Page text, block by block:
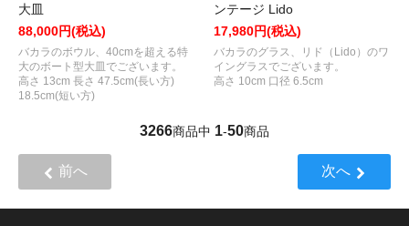
大皿
88,000円(税込)
バカラのボウル、40cmを超える特
大のボート型大皿でございます。
高さ 13cm 長さ 47.5cm(長い方)
18.5cm(短い方)
ンテージ Lido
17,980円(税込)
バカラのグラス、リド（Lido）のワ
イングラスでございます。
高さ 10cm 口径 6.5cm
3266商品中 1-50商品
前へ 次へ